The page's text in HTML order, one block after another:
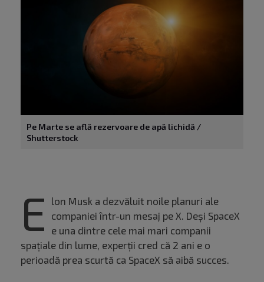
Pe Marte se află rezervoare de apă lichidă /
Shutterstock
E
lon Musk a dezvăluit noile planuri ale
companiei într-un mesaj pe X. Deși SpaceX
e una dintre cele mai mari companii
spațiale din lume, experții cred că 2 ani e o
perioadă prea scurtă ca SpaceX să aibă succes.